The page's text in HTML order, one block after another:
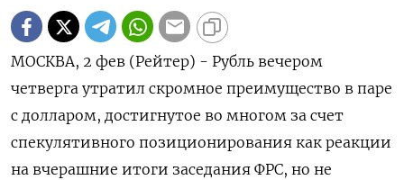
МОСКВА, 2 фев (Рейтер) - Рубль вечером
четверга утратил скромное преимущество в паре
с долларом, достигнутое во многом за счет
спекулятивного позиционирования как реакции
на вчерашние итоги заседания ФРС, но не